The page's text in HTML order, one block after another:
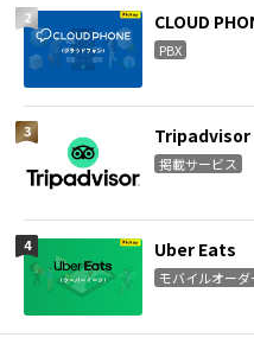
CLOUD
PBX
Tripadvisor
掲載サービス
Uber Eats
モバイルオー